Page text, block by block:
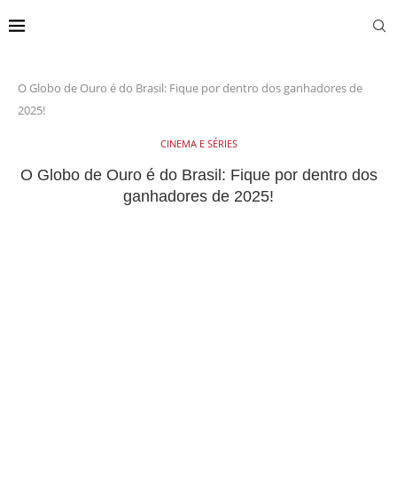
O Globo de Ouro é do Brasil: Fique por dentro dos ganhadores de
2025!
CINEMA E SÉRIES
O Globo de Ouro é do Brasil: Fique por dentro dos
ganhadores de 2025!